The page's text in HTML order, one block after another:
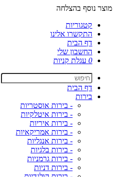
מוצר נוסף בהצלחה
קטגוריות
התקשרו אלינו
דף הבית
החשבון שלי
0 עגלת קניות
דף הבית
בירות
- בירות אוסטריות
- בירות איטלקיות
- בירות איריות
- בירות אמריקאיות
- בירות אנגליות
- בירות בלגיות
- בירות גרמניות
- בירות דניות